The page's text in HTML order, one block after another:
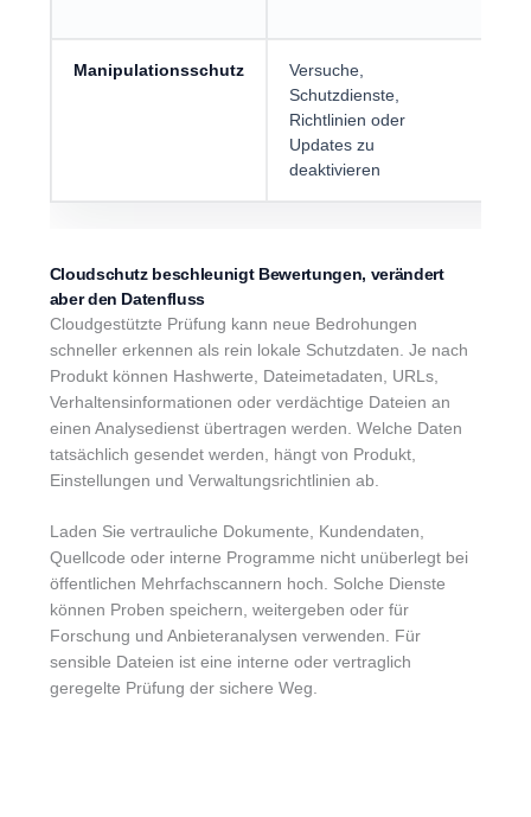
Manipulationsschutz
Versuche,
Schutzdienste,
Richtlinien oder
Updates zu
deaktivieren
Cloudschutz beschleunigt Bewertungen, verändert
aber den Datenfluss
Cloudgestützte Prüfung kann neue Bedrohungen
schneller erkennen als rein lokale Schutzdaten. Je nach
Produkt können Hashwerte, Dateimetadaten, URLs,
Verhaltensinformationen oder verdächtige Dateien an
einen Analysedienst übertragen werden. Welche Daten
tatsächlich gesendet werden, hängt von Produkt,
Einstellungen und Verwaltungsrichtlinien ab.
Laden Sie vertrauliche Dokumente, Kundendaten,
Quellcode oder interne Programme nicht unüberlegt bei
öffentlichen Mehrfachscannern hoch. Solche Dienste
können Proben speichern, weitergeben oder für
Forschung und Anbieteranalysen verwenden. Für
sensible Dateien ist eine interne oder vertraglich
geregelte Prüfung der sichere Weg.